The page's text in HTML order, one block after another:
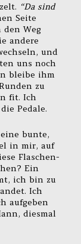
“Da sind
Seite
den Weg
andere
und
uns noch
bleibe ihm
zu
fit. Ich
Pedale.
bunte,
in mir, auf
Flaschen-
Ein
ich bin zu
Ich
aufgeben
diesmal